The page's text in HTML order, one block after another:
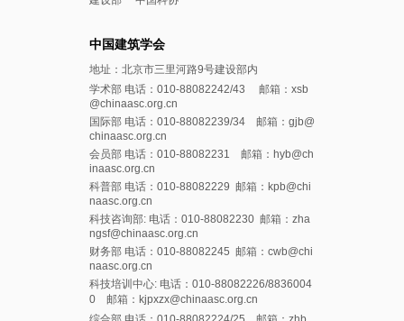
中国建筑学会
地址：北京市三里河路9号建设部内
学术部 电话：010-88082242/43 邮箱：xsb
@chinaasc.org.cn
国际部 电话：010-88082239/34 邮箱：gjb@
chinaasc.org.cn
会员部 电话：010-88082231 邮箱：hyb@ch
inaasc.org.cn
科普部 电话：010-88082229 邮箱：kpb@chi
naasc.org.cn
科技咨询部: 电话：010-88082230 邮箱：zha
ngsf@chinaasc.org.cn
财务部 电话：010-88082245 邮箱：cwb@chi
naasc.org.cn
科技培训中心: 电话：010-88082226/8836004
0 邮箱：kjpxzx@chinaasc.org.cn